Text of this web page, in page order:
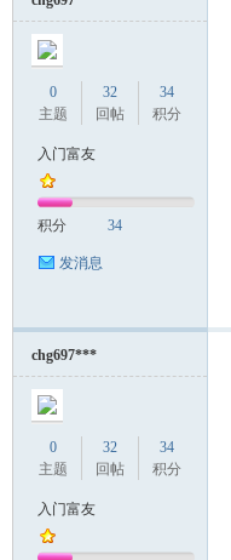
0
主题
32
回帖
34
积分
入门富友
积分 34
发消息
chg697***
0
主题
32
回帖
34
积分
入门富友